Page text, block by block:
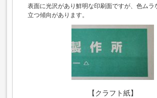
表面に光沢があり鮮明な印刷面ですが、色ムラ
立つ傾向があります。
【クラフト紙】